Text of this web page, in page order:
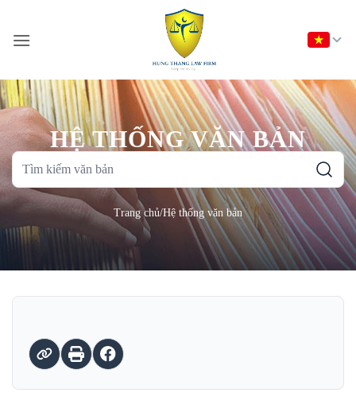
nội
HỆ THỐNG VĂN BẢN
Tìm
kiếm
văn
bản
Trang chủ/Hệ thống văn bản